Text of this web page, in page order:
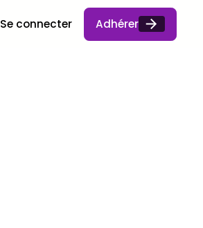
Se connecter Adhérer